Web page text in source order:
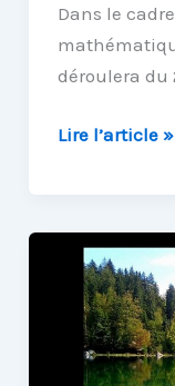
Dans le
déroulera du
Concours
vie
Semaine
des
Lire l’article »